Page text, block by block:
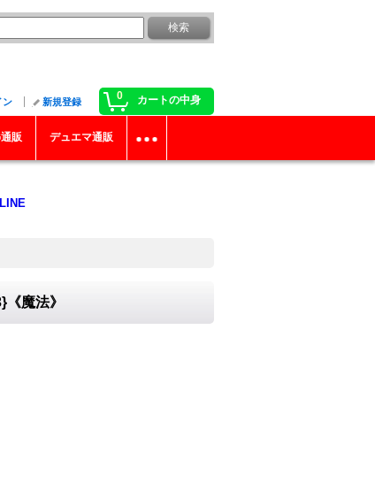
0 カートの中身
ン 新規登録
販 デュエマ通販
魔法》